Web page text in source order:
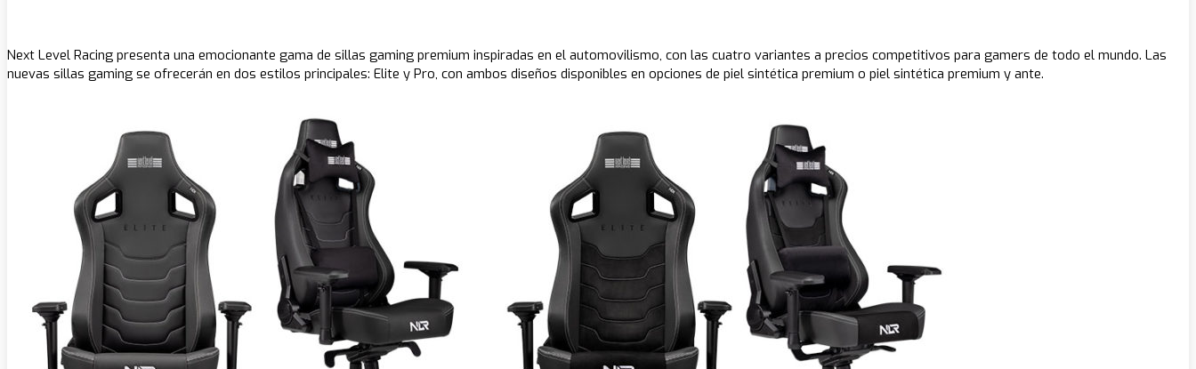
Next Level Racing presenta una emocionante gama de sillas gaming premium inspiradas en el automovilismo, con las cuatro variantes a precios competitivos para gamers de todo el mundo. Las
nuevas sillas gaming se ofrecerán en dos estilos principales: Elite y Pro, con ambos diseños disponibles en opciones de piel sintética premium o piel sintética premium y ante.